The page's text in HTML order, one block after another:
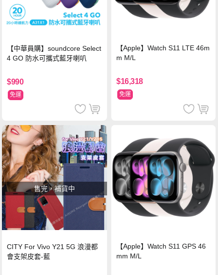
【中華員購】soundcore Select
4 GO 防水可攜式藍牙喇叭
$990
免運
【Apple】Watch S11 LTE 46m
m M/L
$16,318
免運
售完，補貨中
CITY For Vivo Y21 5G 浪漫都
會支架皮套-藍
【Apple】Watch S11 GPS 46
mm M/L